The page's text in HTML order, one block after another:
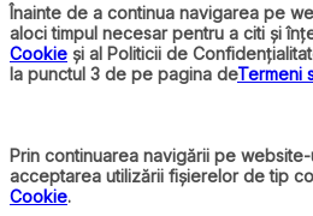
Înainte de a continua navigarea pe
aloci timpul necesar pentru a citi și
Cookie și al Politicii de
la punctul 3 de pe pagina deTermeni
Prin continuarea navigării pe
acceptarea utilizării fișierelor de tip
Cookie.